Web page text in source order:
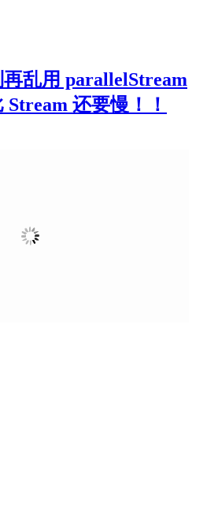
乱用 parallelStream
还要慢！！